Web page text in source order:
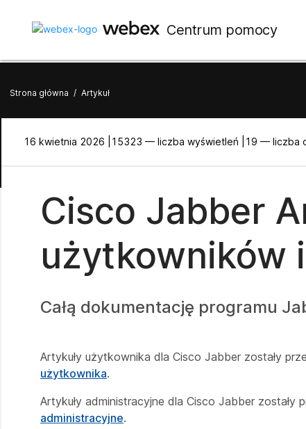
Centrum pomocy
Strona główna / Artykuł
16 kwietnia 2026 | 15323 — liczba wyświetleń | 19 — liczba
Cisco Jabber
użytkowników
Całą dokumentację programu
Artykuły użytkownika dla Cisco Jabber zostały
użytkownika.
Artykuły administracyjne dla Cisco Jabber
administracyjne.